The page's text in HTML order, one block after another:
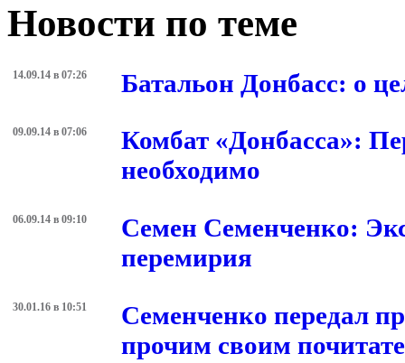
Новости по теме
14.09.14 в 07:26 Батальон Донбасс: о
09.09.14 в 07:06
Комбат «Донбасса»:
необходимо
06.09.14 в 09:10
Семен Семенченко:
перемирия
30.01.16 в 10:51
Семенченко передал
прочим своим